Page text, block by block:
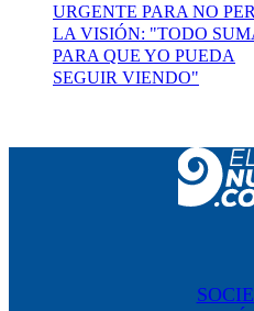
URGENTE PARA NO
LA VISIÓN: "TODO
PARA QUE YO PUEDA
SEGUIR VIENDO"